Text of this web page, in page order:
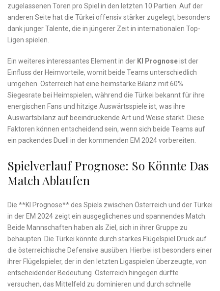
zugelassenen Toren pro Spiel in den letzten 10 Partien. Auf der
anderen Seite hat die Türkei offensiv ⁣stärker zugelegt, besonders
dank junger Talente, die in jüngerer⁢ Zeit in internationalen Top-
Ligen spielen.
Ein weiteres interessantes Element in der KI Prognoseist der
Einfluss der Heimvorteile, womit beide Teams unterschiedlich
umgehen. Österreich hat eine heimstarke‍ Bilanz mit ‌60%
Siegesrate bei Heimspielen, während⁢ die Türkei ⁤bekannt für ihre
energischen ⁢Fans und ‌hitzige Auswärtsspiele ist, was ihre
Auswärtsbilanz auf beeindruckende Art und Weise stärkt. Diese
Faktoren können entscheidend sein, wenn sich beide Teams auf
ein packendes Duell‌ in der kommenden EM 2024⁤ vorbereiten.
Spielverlauf ‍Prognose: So⁤ Könnte Das
Match Ablaufen
Die​ **KI ‍Prognose**⁤ des Spiels zwischen Österreich und der Türkei⁢
in der EM‍ 2024 zeigt ein ausgeglichenes und spannendes Match.
Beide Mannschaften haben als Ziel, sich in ihrer Gruppe zu
behaupten. Die Türkei könnte durch ​starkes Flügelspiel Druck auf
die österreichische Defensive ausüben. Hierbei ⁤ist besonders einer
⁣ihrer Flügelspieler, der in den letzten Ligaspielen ​überzeugte, von
entscheidender ‌Bedeutung. Österreich hingegen dürfte
versuchen, das Mittelfeld zu dominieren und durch schnelle⁢